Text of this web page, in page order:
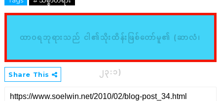
ထာဝရဘုရားသည် ငါ၏သိုးထိန်းဖြစ်တော်မူ၏ (ဆာလံ၊
၂၃:၁)
Share This